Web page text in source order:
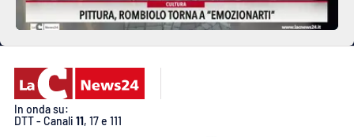
In onda su:
DTT - Canali 11, 17 e 111